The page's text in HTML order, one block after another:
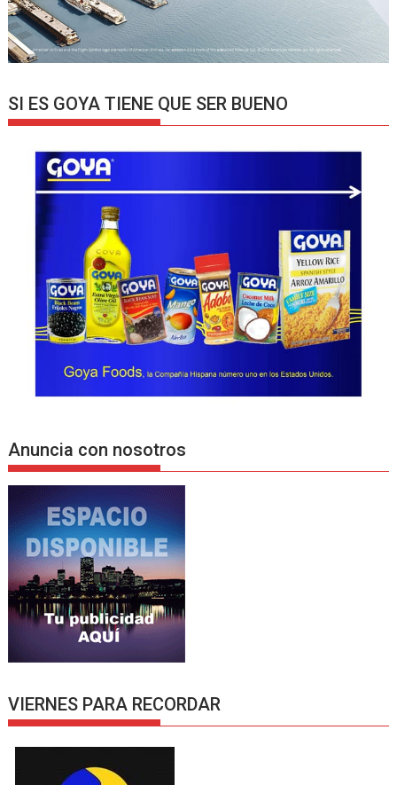
SI ES GOYA TIENE QUE SER BUENO
Anuncia con nosotros
VIERNES PARA RECORDAR